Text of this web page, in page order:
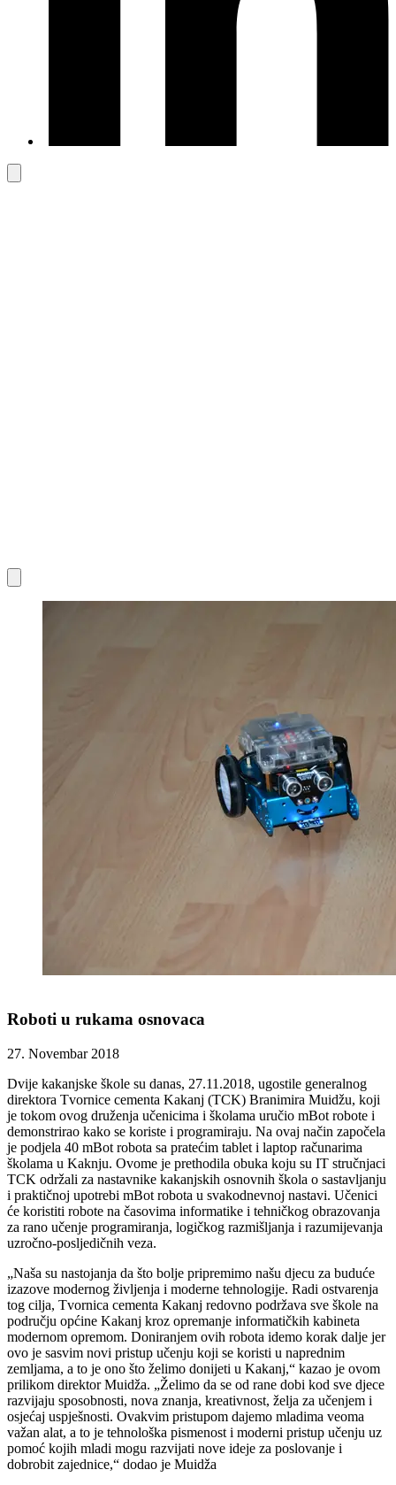
Roboti u rukama osnovaca
27. Novembar 2018
Dvije kakanjske škole su danas, 27.11.2018, ugostile generalnog
direktora Tvornice cementa Kakanj (TCK) Branimira Muidžu, koji
je tokom ovog druženja učenicima i školama uručio mBot robote i
demonstrirao kako se koriste i programiraju. Na ovaj način započela
je podjela 40 mBot robota sa pratećim tablet i laptop računarima
školama u Kaknju. Ovome je prethodila obuka koju su IT stručnjaci
TCK održali za nastavnike kakanjskih osnovnih škola o sastavljanju
i praktičnoj upotrebi mBot robota u svakodnevnoj nastavi. Učenici
će koristiti robote na časovima informatike i tehničkog obrazovanja
za rano učenje programiranja, logičkog razmišljanja i razumijevanja
uzročno-posljedičnih veza.
„Naša su nastojanja da što bolje pripremimo našu djecu za buduće
izazove modernog življenja i moderne tehnologije. Radi ostvarenja
tog cilja, Tvornica cementa Kakanj redovno podržava sve škole na
području općine Kakanj kroz opremanje informatičkih kabineta
modernom opremom. Doniranjem ovih robota idemo korak dalje jer
ovo je sasvim novi pristup učenju koji se koristi u naprednim
zemljama, a to je ono što želimo donijeti u Kakanj,“ kazao je ovom
prilikom direktor Muidža. „Želimo da se od rane dobi kod sve djece
razvijaju sposobnosti, nova znanja, kreativnost, želja za učenjem i
osjećaj uspješnosti. Ovakvim pristupom dajemo mladima veoma
važan alat, a to je tehnološka pismenost i moderni pristup učenju uz
pomoć kojih mladi mogu razvijati nove ideje za poslovanje i
dobrobit zajednice,“ dodao je Muidža